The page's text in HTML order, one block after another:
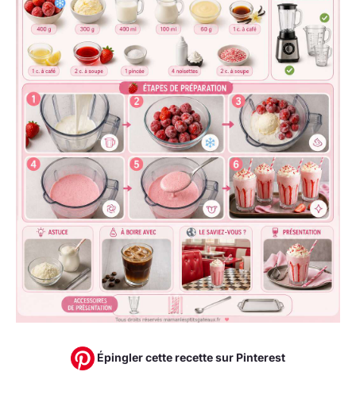
Épingler cette recette sur Pinterest